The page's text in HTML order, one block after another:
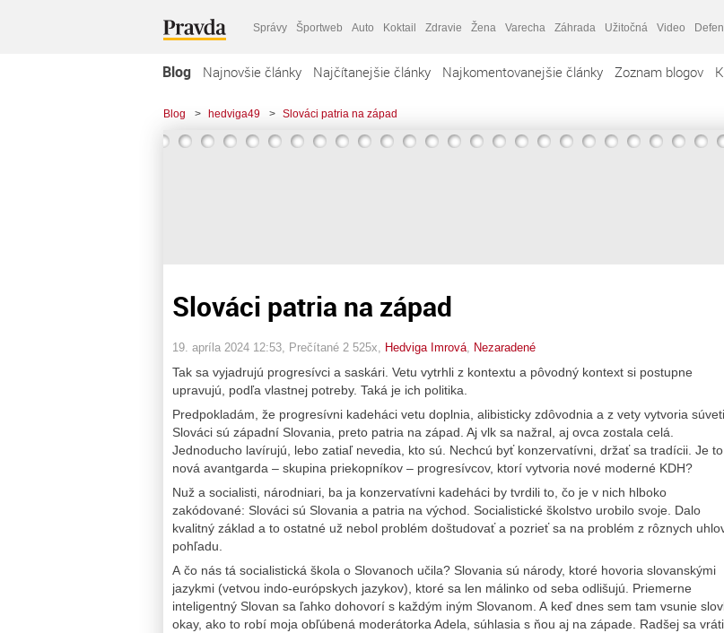
Správy Športweb Auto Koktail Zdravie Žena Varecha Záhrada Užitočná Video
Blog Najnovšie články Najčítanejšie články Najkomentovanejšie články Zoznam blogov
Blog > hedviga49 > Slováci patria na západ
Slováci patria na západ
19. apríla 2024 12:53 , Prečítané 2 525x, Hedviga Imrová Nezaradené
Tak sa vyjadrujú progresívci a saskári. Vetu vytrhli z kontextu a pôvodný kontext si postupne
upravujú, podľa vlastnej potreby. Taká je ich politika.
Predpokladám, že progresívni kadeháci vetu doplnia, alibisticky zdôvodnia a z vety vytvoria
Slováci sú západní Slovania, preto patria na západ. Aj vlk sa nažral, aj ovca zostala celá.
Jednoducho lavírujú, lebo zatiaľ nevedia, kto sú. Nechcú byť konzervatívni, držať sa tradícii. Je to
nová avantgarda – skupina priekopníkov – progresívcov, ktorí vytvoria nové moderné KDH?
Nuž a socialisti, národniari, ba ja konzervatívni kadeháci by tvrdili to, čo je v nich hlboko
zakódované: Slováci sú Slovania a patria na východ. Socialistické školstvo urobilo svoje. Dalo
kvalitný základ a to ostatné už nebol problém doštudovať a pozrieť sa na problém z rôznych
pohľadu.
A čo nás tá socialistická škola o Slovanoch učila? Slovania sú národy, ktoré hovoria slovanskými
jazykmi (vetvou indo-európskych jazykov), ktoré sa len málinko od seba odlišujú. Priemerne
inteligentný Slovan sa ľahko dohovorí s každým iným Slovanom. A keď dnes sem tam vsunie
okay, ako to robí moja obľúbená moderátorka Adela, súhlasia s ňou aj na západe. Radšej sa